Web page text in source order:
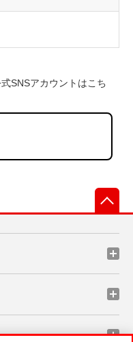
SNSアカウントはこち